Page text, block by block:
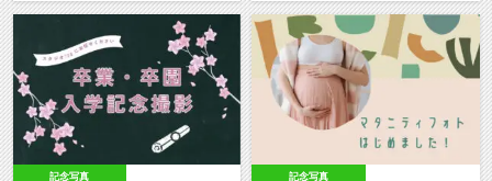
記念写真 記念写真